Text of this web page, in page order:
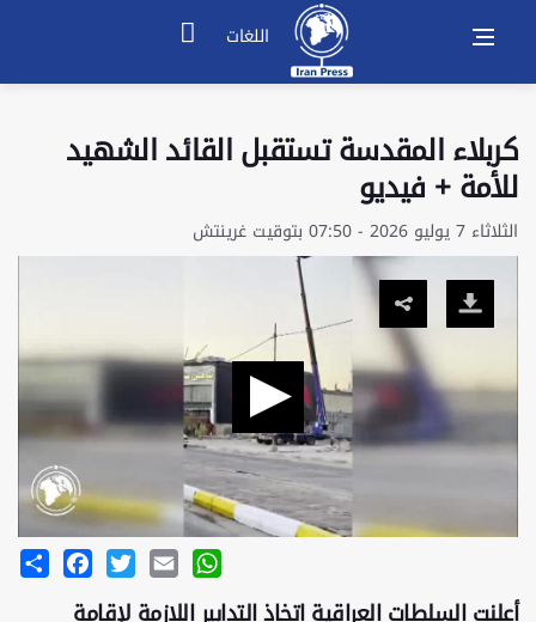
اللغات
كربلاء المقدسة تستقبل القائد الشهيد
للأمة + فيديو
الثلاثاء 7 يوليو 2026 - 07:50 بتوقيت غرينتش
Share
FacebookTwitterEmail
WhatsApp
أعلنت السلطات العراقية اتخاذ التدابير اللازمة لإقامة